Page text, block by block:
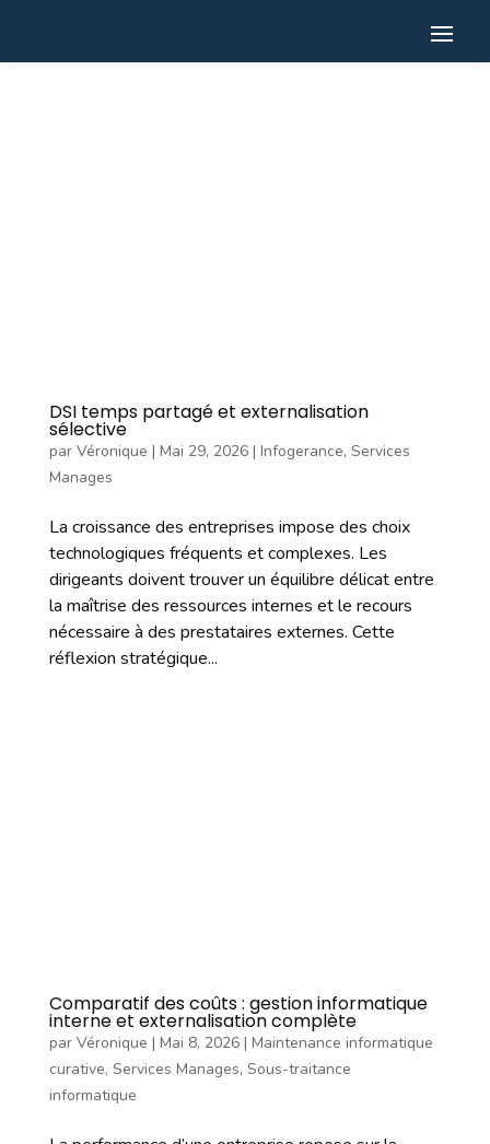
DSI temps partagé et externalisation
sélective
par Véronique | Mai 29, 2026| Infogerance, Services
Manages
La croissance des entreprises impose des choix
technologiques fréquents et complexes. Les
dirigeants doivent trouver un équilibre délicat entre
la maîtrise des ressources internes et le recours
nécessaire à des prestataires externes. Cette
réflexion stratégique...
Comparatif des coûts : gestion informatique
interne et externalisation complète
par Véronique | Mai 8, 2026| Maintenance informatique
curative, Services Manages, Sous-traitance
informatique